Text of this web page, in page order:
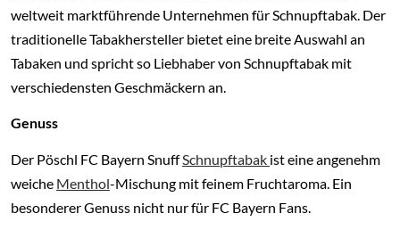
weltweit marktführende Unternehmen für Schnupftabak. Der
traditionelle Tabakhersteller bietet eine breite Auswahl an
Tabaken und spricht so Liebhaber von Schnupftabak mit
verschiedensten Geschmäckern an.
Genuss
Der Pöschl FC Bayern SnuffSchnupftabak ist eine angenehm
weiche Menthol-Mischung mit feinem Fruchtaroma. Ein
besonderer Genuss nicht nur für FC Bayern Fans.